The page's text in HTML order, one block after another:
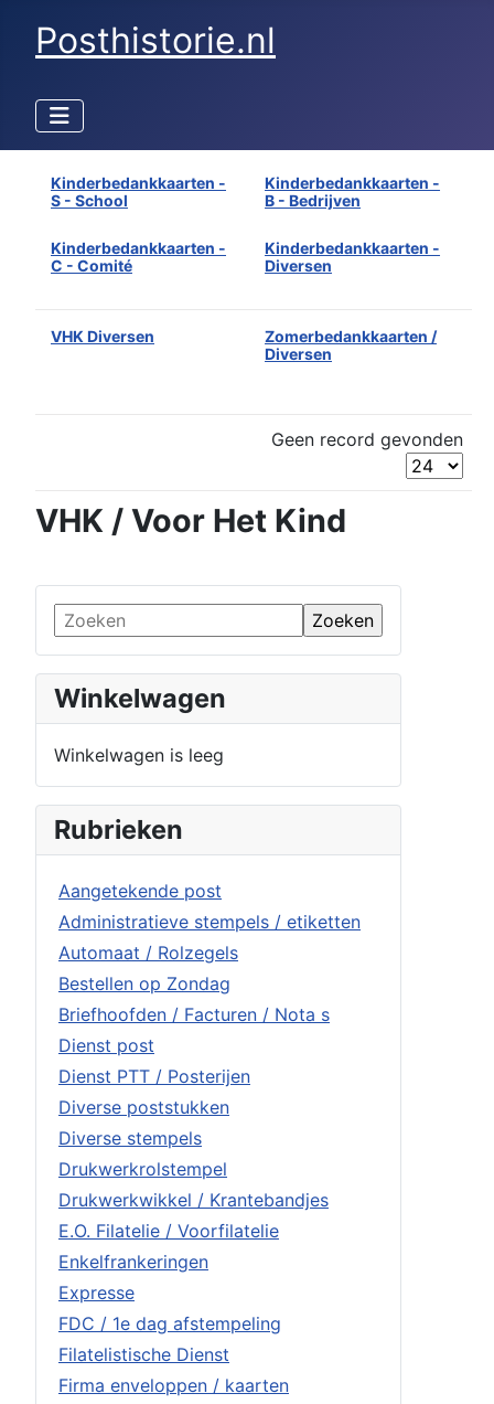
Posthistorie.nl
Winkelwagen
Winkelwagen is leeg
Rubrieken
Aangetekende post
Administratieve stempels / etiketten
Automaat / Rolzegels
Bestellen op Zondag
Briefhoofden / Facturen / Nota s
Dienst post
Dienst PTT / Posterijen
Diverse poststukken
Diverse stempels
Drukwerkrolstempel
Drukwerkwikkel / Krantebandjes
E.O. Filatelie / Voorfilatelie
Enkelfrankeringen
Expresse
FDC / 1e dag afstempeling
Filatelistische Dienst
Firma enveloppen / kaarten
Kinderbedankkaarten -
S - School
Kinderbedankkaarten -
B - Bedrijven
Kinderbedankkaarten -
C - Comité
Kinderbedankkaarten -
Diversen
VHK Diversen
Zomerbedankkaarten /
Diversen
Geen record gevonden
VHK / Voor Het Kind